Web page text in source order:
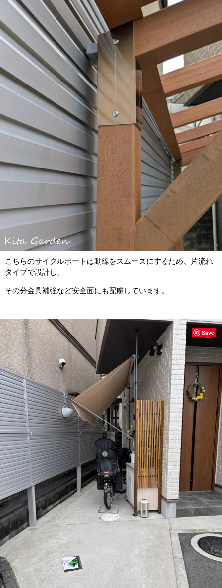
こちらのサイクルポートは動線をスムーズにするため、片流れ
タイプで設計し、
その分金具補強など安全面にも配慮しています。
Save